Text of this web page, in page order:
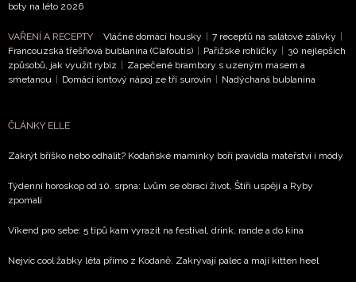
vyhodnocení akce a zasílání novinek.
Chcete navíc dostávat i další zajímavé a exkluzivní
informace od našich partnerů? Pokud souhlasíte se
zpracováním údajů k tomuto účelu podle
Zásad ochrany
boty na léto 2026
VAŘENÍ A RECEPTY Vláčné domácí housky 7 receptů na salátové zálivky
Francouzská třešňová bublanina (Clafoutis)
Pařížské rohlíčky
30 nejlepších
způsobů, jak využít rybíz
Zapečené brambory s uzeným masem a
smetanou
Domácí iontový nápoj ze tří surovin Nadýchaná bublanina
ČLÁNKY ELLE
Zakrýt bříško nebo odhalit? Kodaňské maminky boří pravidla mateřství i módy
Týdenní horoskop od 10. srpna: Lvům se obrací život, Štíři uspějí a Ryby
zpomalí
Víkend pro sebe: 5 tipů kam vyrazit na festival, drink, rande a do kina
Nejvíc cool žabky léta přímo z Kodaně. Zakrývají palec a mají kitten heel